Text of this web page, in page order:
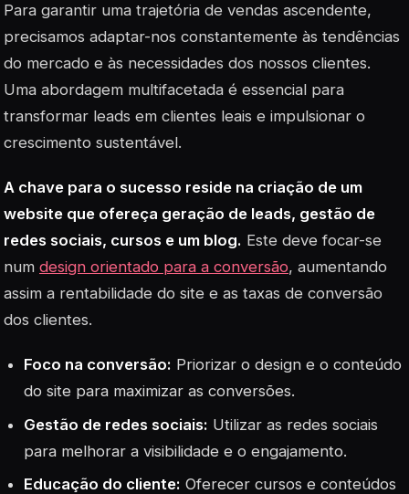
Para garantir uma trajetória de vendas ascendente,
precisamos adaptar-nos constantemente às tendências
do mercado e às necessidades dos nossos clientes.
Uma abordagem multifacetada é essencial para
transformar leads em clientes leais e impulsionar o
crescimento sustentável.
A chave para o sucesso reside na criação de um
website que ofereça geração de leads, gestão de
redes sociais, cursos e um blog. Este deve focar-se
num design orientado para a conversão, aumentando
assim a rentabilidade do site e as taxas de conversão
dos clientes.
Foco na conversão: Priorizar o design e o conteúdo
do site para maximizar as conversões.
Gestão de redes sociais: Utilizar as redes sociais
para melhorar a visibilidade e o engajamento.
Educação do cliente: Oferecer cursos e conteúdos